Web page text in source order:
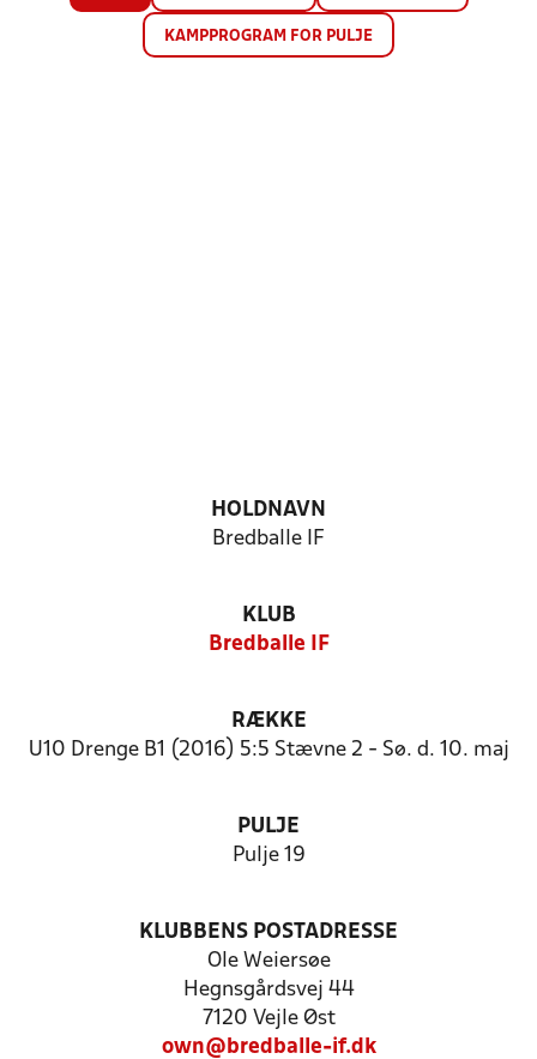
KAMPPROGRAM FOR PULJE
HOLDNAVN
Bredballe IF
KLUB
Bredballe IF
RÆKKE
U10 Drenge B1 (2016) 5:5 Stævne 2 - Sø. d. 10. maj
PULJE
Pulje 19
KLUBBENS POSTADRESSE
Ole Weiersøe
Hegnsgårdsvej 44
7120 Vejle Øst
own@bredballe-if.dk